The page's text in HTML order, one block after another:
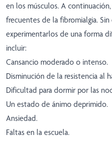
en los músculos. A
frecuentes de la fibromialgia.
experimentarlos de una forma
incluir:
Cansancio moderado o intenso.
Disminución de la resistencia al
Dificultad para dormir por las
Un estado de ánimo deprimido.
Ansiedad.
Faltas en la escuela.